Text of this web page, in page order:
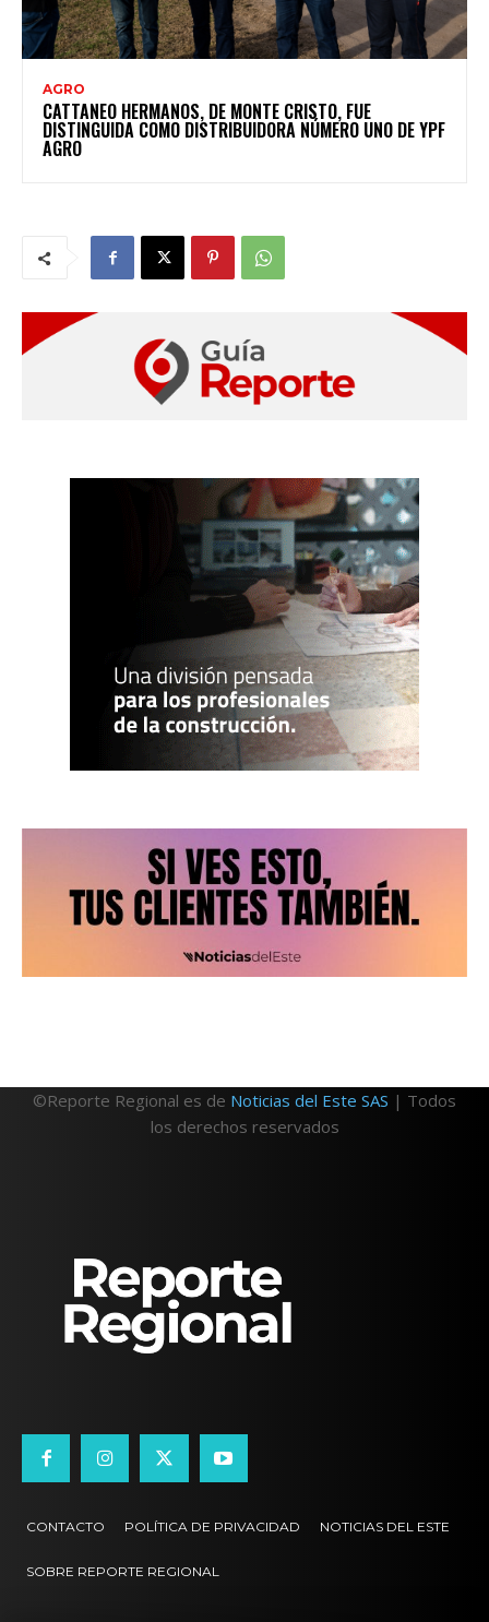
AGRO
CATTANEO HERMANOS, DE MONTE CRISTO, FUE
DISTINGUIDA COMO DISTRIBUIDORA NÚMERO UNO DE YPF
AGRO
©Reporte Regional es de Noticias del Este SAS | Todos
los derechos reservados
CONTACTO POLÍTICA DE PRIVACIDAD NOTICIAS DEL ESTE
SOBRE REPORTE REGIONAL